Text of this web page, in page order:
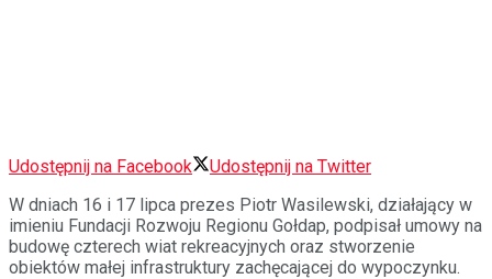
Udostępnij na Facebook
Udostępnij na Twitter
W dniach 16 i 17 lipca prezes Piotr Wasilewski, działający w
imieniu Fundacji Rozwoju Regionu Gołdap, podpisał umowy na
budowę czterech wiat rekreacyjnych oraz stworzenie
obiektów małej infrastruktury zachęcającej do wypoczynku.